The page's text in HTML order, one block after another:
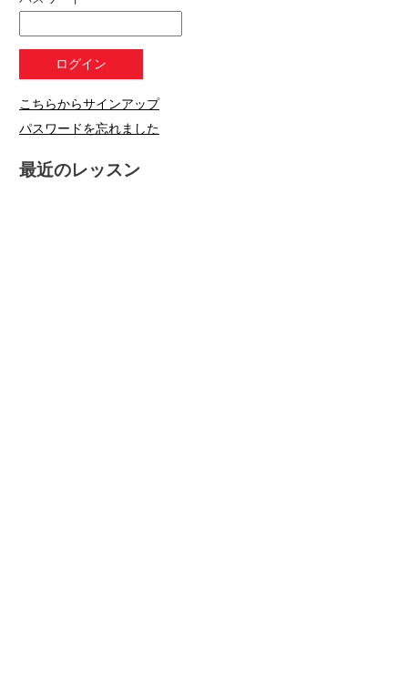
こちらからサインアップ
パスワードを忘れました
最近のレッスン